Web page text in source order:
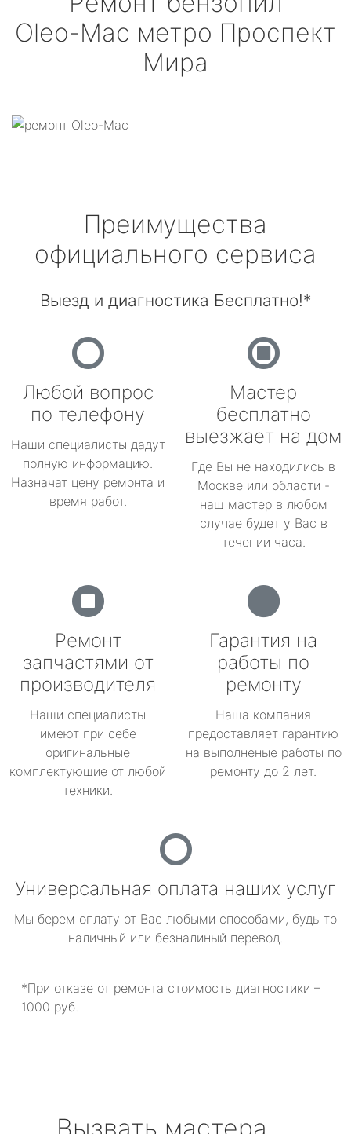
Oleo-Mac метро Проспект
Мира
Преимущества
официального сервиса
Выезд и диагностика Бесплатно!*
Любой вопрос
по телефону
Наши специалисты дадут
полную информацию.
Назначат цену ремонта и
время работ.
Мастер
бесплатно
выезжает на дом
Где Вы не находились в
Москве или области -
наш мастер в любом
случае будет у Вас в
течении часа.
Ремонт
запчастями от
производителя
Наши специалисты
имеют при себе
оригинальные
комплектующие от любой
техники.
Гарантия на
работы по
ремонту
Наша компания
предоставляет гарантию
на выполненые работы по
ремонту до 2 лет.
Универсальная оплата наших услуг
Мы берем оплату от Вас любыми способами, будь то
наличный или безналиный перевод.
*При отказе от ремонта стоимость диагностики –
1000 руб.